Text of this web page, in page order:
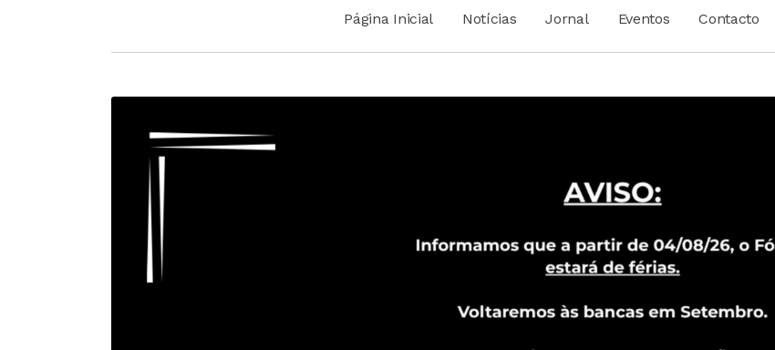
Página Inicial Notícias Jornal Eventos Contacto